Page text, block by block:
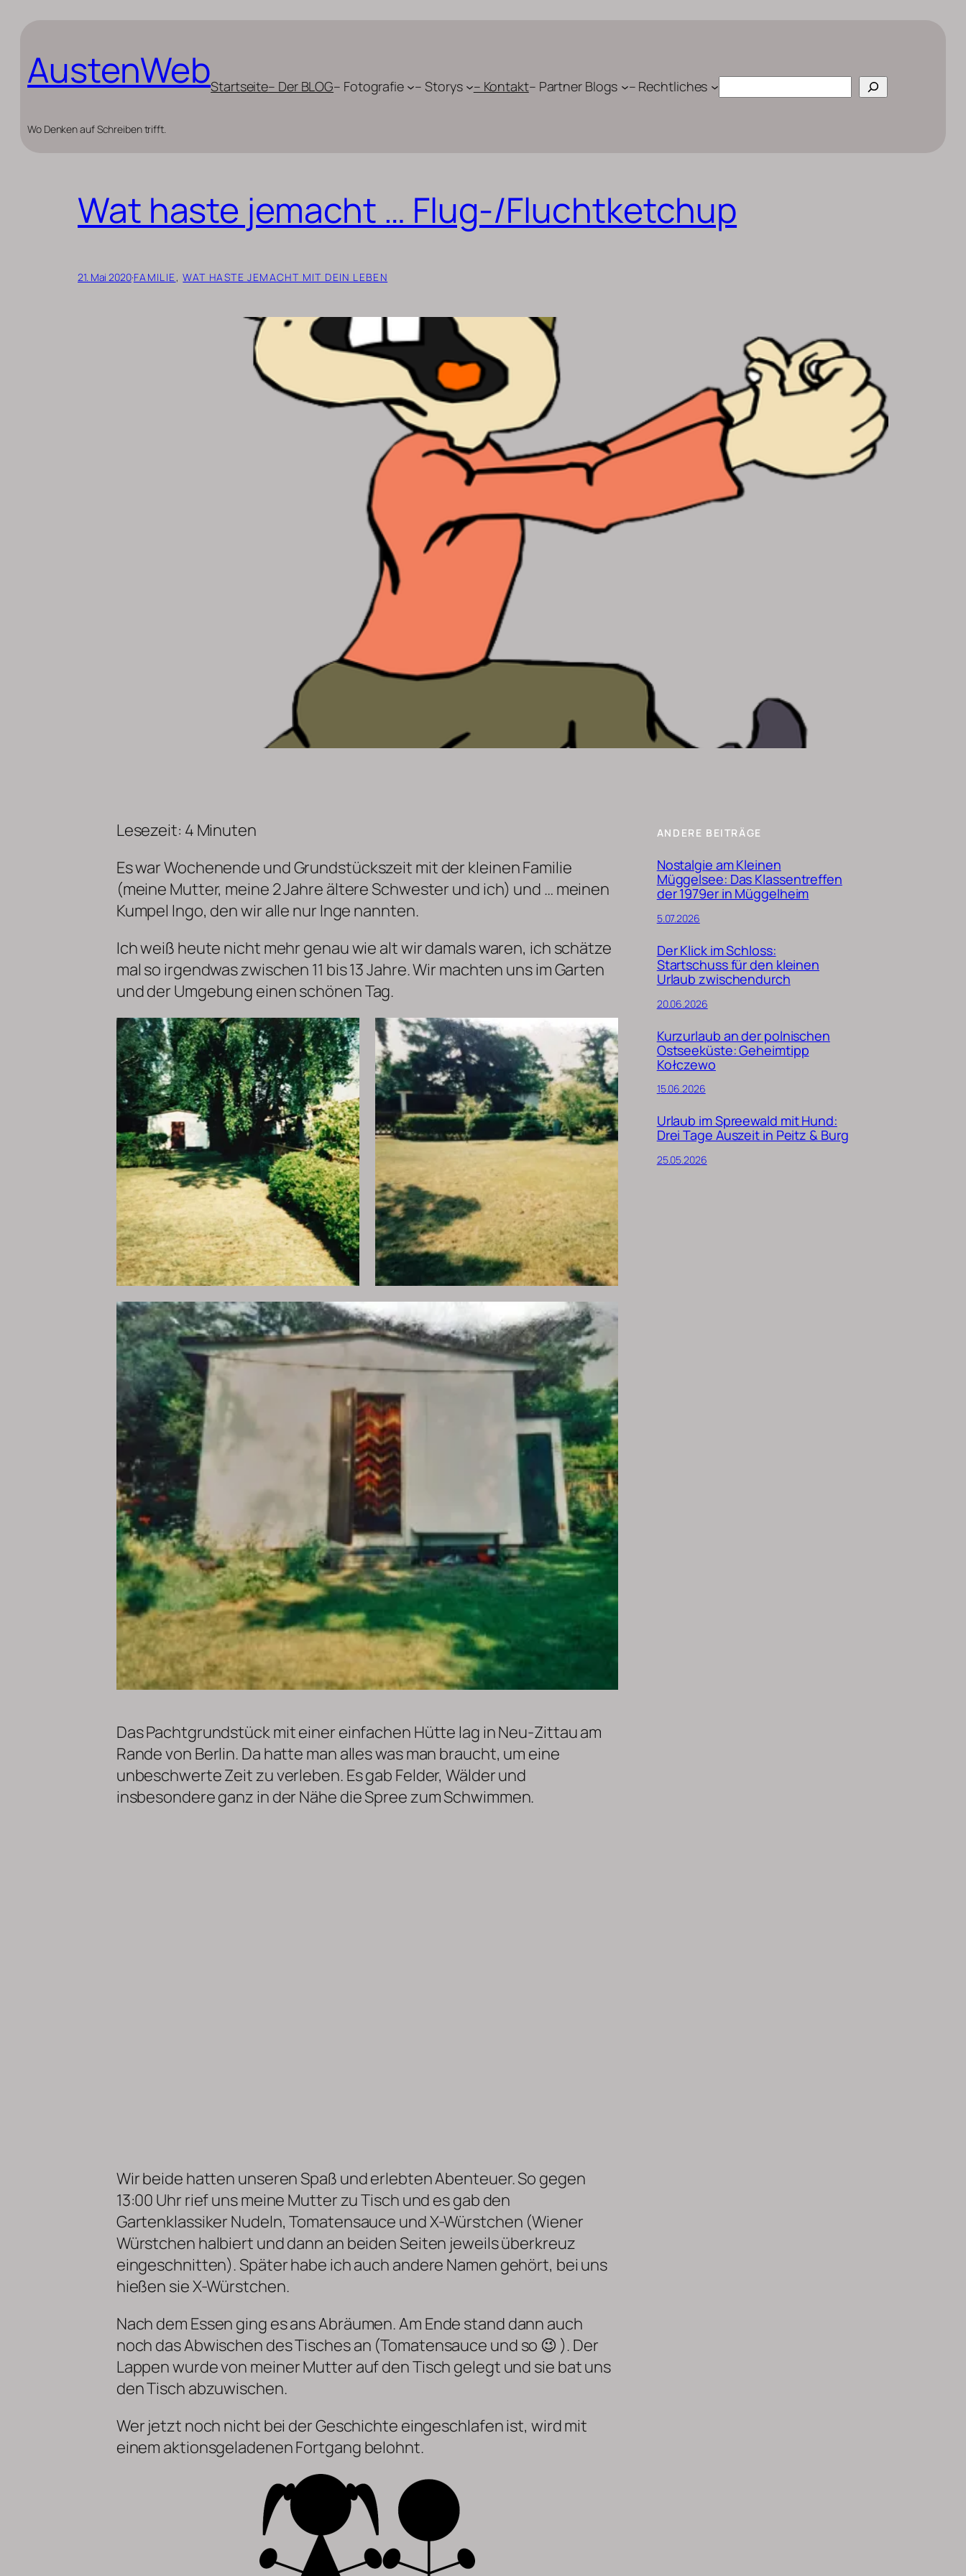
springen
AustenWeb
Wo Denken auf Schreiben trifft.
Startseite– Der BLOG– Fotografie – Storys – Kontakt– Partner Blogs – Rechtliches Suchen
Wat haste jemacht … Flug-/Fluchtketchup
21. Mai 2020·FAMILIE, WAT HASTE JEMACHT MIT DEIN LEBEN
Lesezeit: 4 Minuten
Es war Wochenende und Grundstückszeit mit der kleinen Familie
(meine Mutter, meine 2 Jahre ältere Schwester und ich) und … meinen
Kumpel Ingo, den wir alle nur Inge nannten.
Ich weiß heute nicht mehr genau wie alt wir damals waren, ich schätze
mal so irgendwas zwischen 11 bis 13 Jahre. Wir machten uns im Garten
und der Umgebung einen schönen Tag.
Das Pachtgrundstück mit einer einfachen Hütte lag in Neu-Zittau am
Rande von Berlin. Da hatte man alles was man braucht, um eine
unbeschwerte Zeit zu verleben. Es gab Felder, Wälder und
insbesondere ganz in der Nähe die Spree zum Schwimmen.
Wir beide hatten unseren Spaß und erlebten Abenteuer. So gegen
13:00 Uhr rief uns meine Mutter zu Tisch und es gab den
Gartenklassiker Nudeln, Tomatensauce und X-Würstchen (Wiener
Würstchen halbiert und dann an beiden Seiten jeweils überkreuz
eingeschnitten). Später habe ich auch andere Namen gehört, bei uns
hießen sie X-Würstchen.
Nach dem Essen ging es ans Abräumen. Am Ende stand dann auch
noch das Abwischen des Tisches an (Tomatensauce und so 😉 ). Der
Lappen wurde von meiner Mutter auf den Tisch gelegt und sie bat uns
den Tisch abzuwischen.
Wer jetzt noch nicht bei der Geschichte eingeschlafen ist, wird mit
einem aktionsgeladenen Fortgang belohnt.
ANDERE BEITRÄGE
Nostalgie am Kleinen
Müggelsee: Das Klassentreffen
der 1979er in Müggelheim
5.07.2026
Der Klick im Schloss:
Startschuss für den kleinen
Urlaub zwischendurch
20.06.2026
Kurzurlaub an der polnischen
Ostseeküste: Geheimtipp
Kołczewo
15.06.2026
Urlaub im Spreewald mit Hund:
Drei Tage Auszeit in Peitz & Burg
25.05.2026